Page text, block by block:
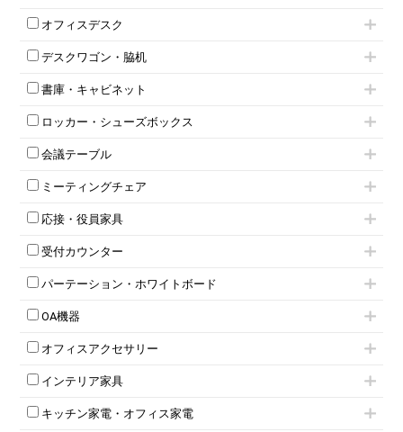
肘無しチェア
役員チェア
高級チェア（多機能チェア）
オフィスチェアその他
オフィスデスク
フリーアドレスデスク（ベンチデスク）
昇降デスク
オフィスデスクその他
両袖机
デスクワゴン・脇机
インワゴン2段
インワゴン3段
脇机
ワゴンその他
書庫・キャビネット
ハイキャビネット
ローキャビネット
両開きキャビネット
スチールキャビネット
上下連結キャビネット
軽量ラック（スチールラック）
収納家具その他
両開書庫
ラテラル書庫
ロッカー・シューズボックス
1人用ロッカー
2人用ロッカー
3人用ロッカー
4人用ロッカー
5人用ロッカー
8人用ロッカー
多人数ロッカー
ダイヤル錠ロッカー
ダイヤル錠ロッカー
ワードローブ・クローゼット
会議テーブル
スタッキングテーブル
ネスティングテーブル
幕板付テーブル
カウンターテーブル
T字脚テーブル
会議テーブルW1200～
会議テーブルW1800～
平行スタックテーブル
会議テーブルその他
ミーティングチェア
キャスター付きミーティングチェア
スタッキングミーティングチェア
テーブル付きミーティングチェア
ネスティングミーティングチェア
折りたたみミーティングチェア
ハイチェア
ミーティングチェアその他
応接・役員家具
応接セット
応接ソファ
応接チェア
応接テーブル
応接・役員家具その他
受付カウンター
ローカウンター
ラウンジカウンター
受付カウンターその他
パーテーション・ホワイトボード
パーテーション
自立タイプパーテーション
パーテーションその他
脚付ホワイトボード
壁掛けホワイトボード
ホワイトボードその他
OA機器
電話機（ビジネスフォン）
シュレッダー
プロジェクター
スクリーン
オフィスアクセサリー
チェア用台車
演台・講演台・演説台
防音パネル
個室ブース
インテリア家具
モールドチェア
ダイニングチェア
キッチン家電・オフィス家電